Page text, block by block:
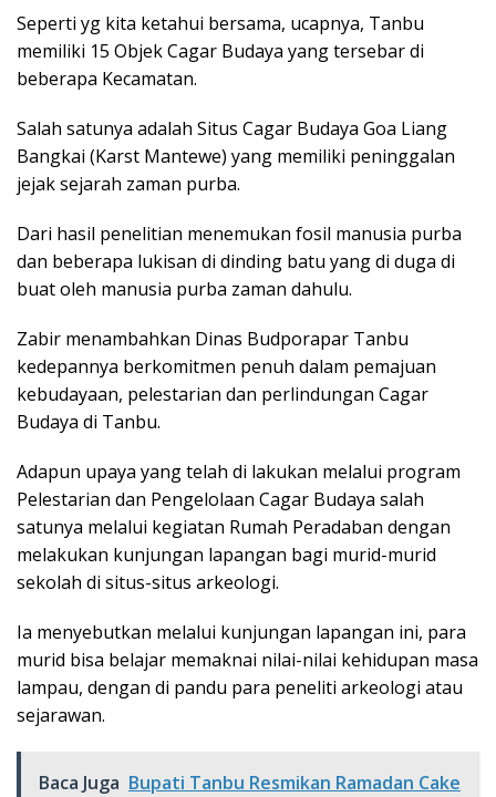
Seperti yg kita ketahui bersama, ucapnya, Tanbu
memiliki 15 Objek Cagar Budaya yang tersebar di
beberapa Kecamatan.
Salah satunya adalah Situs Cagar Budaya Goa Liang
Bangkai (Karst Mantewe) yang memiliki peninggalan
jejak sejarah zaman purba.
Dari hasil penelitian menemukan fosil manusia purba
dan beberapa lukisan di dinding batu yang di duga di
buat oleh manusia purba zaman dahulu.
Zabir menambahkan Dinas Budporapar Tanbu
kedepannya berkomitmen penuh dalam pemajuan
kebudayaan, pelestarian dan perlindungan Cagar
Budaya di Tanbu.
Adapun upaya yang telah di lakukan melalui program
Pelestarian dan Pengelolaan Cagar Budaya salah
satunya melalui kegiatan Rumah Peradaban dengan
melakukan kunjungan lapangan bagi murid-murid
sekolah di situs-situs arkeologi.
Ia menyebutkan melalui kunjungan lapangan ini, para
murid bisa belajar memaknai nilai-nilai kehidupan masa
lampau, dengan di pandu para peneliti arkeologi atau
sejarawan.
Baca Juga Bupati Tanbu Resmikan Ramadan Cake